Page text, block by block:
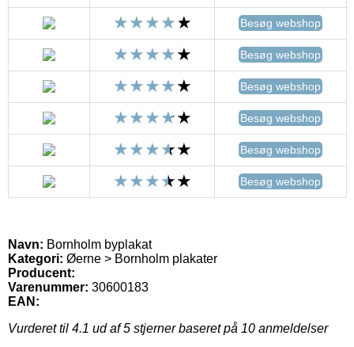
Besøg webshop
Besøg webshop
Besøg webshop
Besøg webshop
Besøg webshop
Besøg webshop
Navn: Bornholm byplakat
Kategori: Øerne > Bornholm plakater
Producent:
Varenummer: 30600183
EAN:
Vurderet til 4.1 ud af 5 stjerner baseret på 10 anmeldelser